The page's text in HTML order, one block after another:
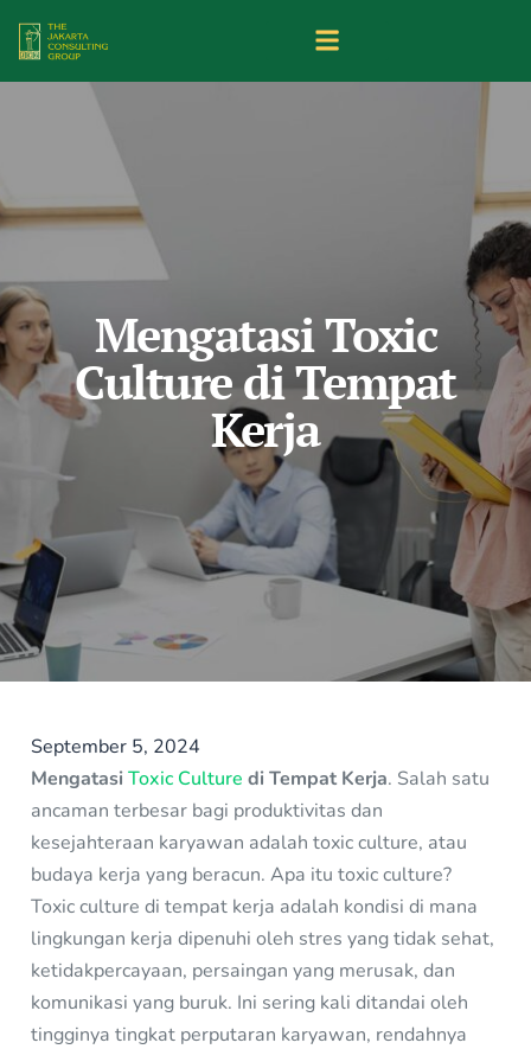
Mengatasi Toxic
Culture di Tempat
Kerja
September 5, 2024
MengatasiToxic Culture di Tempat Kerja. Salah satu
ancaman terbesar bagi produktivitas dan
kesejahteraan karyawan adalah toxic culture, atau
budaya kerja yang beracun. Apa itu toxic culture?
Toxic culture di tempat kerja adalah kondisi di mana
lingkungan kerja dipenuhi oleh stres yang tidak sehat,
ketidakpercayaan, persaingan yang merusak, dan
komunikasi yang buruk. Ini sering kali ditandai oleh
tingginya tingkat perputaran karyawan, rendahnya